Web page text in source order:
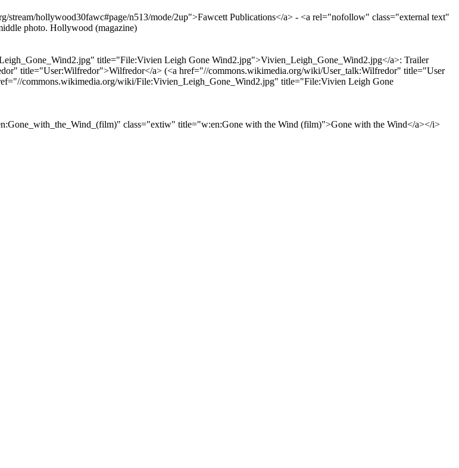
hollywood30fawc#page/n513/mode/2up">Fawcett Publications</a> - <a rel="nofollow" class="external text"
photo. Hollywood (magazine)
title="File:Vivien Leigh Gone Wind2.jpg">Vivien_Leigh_Gone_Wind2.jpg</a>: Trailer
title="User:Wilfredor">Wilfredor</a> (<a href="//commons.wikimedia.org/wiki/User_talk:Wilfredor" title="User
commons.wikimedia.org/wiki/File:Vivien_Leigh_Gone_Wind2.jpg" title="File:Vivien Leigh Gone
class="extiw" title="w:en:Gone with the Wind (film)">Gone with the Wind</a></i>